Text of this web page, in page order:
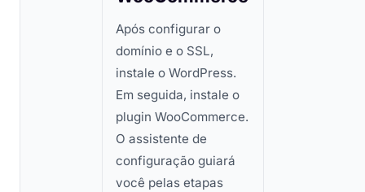
Após configurar o
domínio e o SSL,
instale o WordPress.
Em seguida, instale o
plugin WooCommerce.
O assistente de
configuração guiará
você pelas etapas